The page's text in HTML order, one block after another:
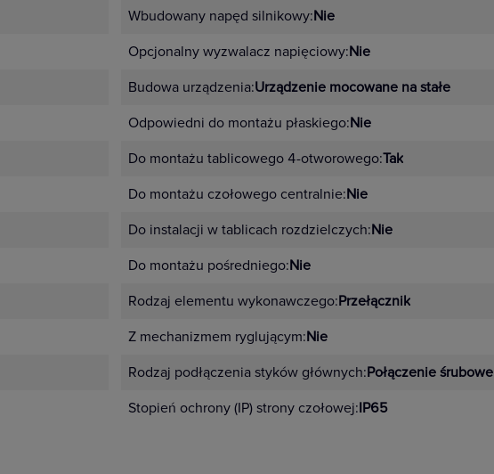
Wbudowany napęd silnikowy:Nie
Opcjonalny wyzwalacz napięciowy:Nie
Budowa urządzenia:Urządzenie mocowane na stałe
Odpowiedni do montażu płaskiego:Nie
Do montażu tablicowego 4-otworowego:Tak
Do montażu czołowego centralnie:Nie
Do instalacji w tablicach rozdzielczych:Nie
Do montażu pośredniego:Nie
Rodzaj elementu wykonawczego:Przełącznik
Z mechanizmem ryglującym:Nie
Rodzaj podłączenia styków głównych:Połączenie śrubowe
Stopień ochrony (IP) strony czołowej:IP65